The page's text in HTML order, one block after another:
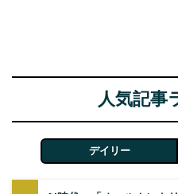
人気記事
デイリー